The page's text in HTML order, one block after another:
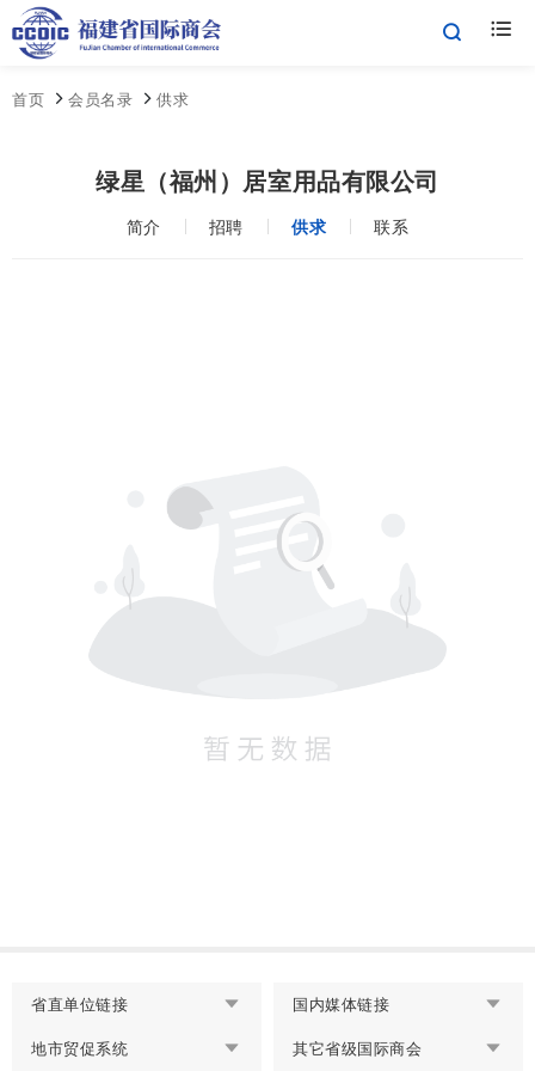
首页 会员名录 供求
绿星（福州）居室用品有限公司
简介 招聘 供求 联系
省直单位链接 国内媒体链接
地市贸促系统 其它省级国际商会